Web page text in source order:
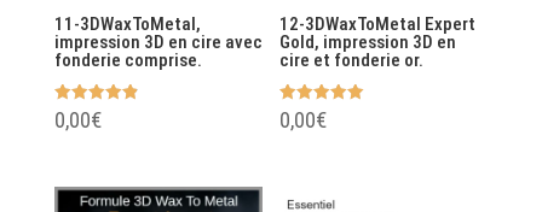
11-3DWaxToMetal,
impression 3D en cire avec
fonderie comprise.
Note
4.88
0,00€
12-3DWaxToMetal Expert
Gold, impression 3D en
cire et fonderie or.
Note
5.00
0,00€